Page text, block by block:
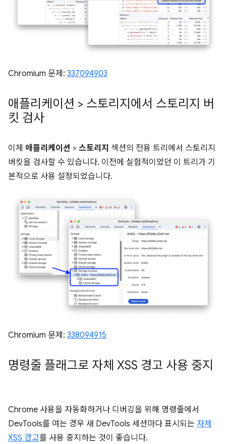
Chromium 문제: 337094903
애플리케이션 > 스토리지에서 스토리지 버
킷 검사
이제 애플리케이션 > 스토리지 섹션의 전용 트리에서 스토리지
버킷을 검사할 수 있습니다. 이전에 실험적이었던 이 트리가 기
본적으로 사용 설정되었습니다.
Chromium 문제: 338094915
명령줄 플래그로 자체 XSS 경고 사용 중지
Chrome 사용을 자동화하거나 디버깅을 위해 명령줄에서
DevTools를 여는 경우 새 DevTools 세션마다 표시되는 자체
XSS 경고를 사용 중지하는 것이 좋습니다.